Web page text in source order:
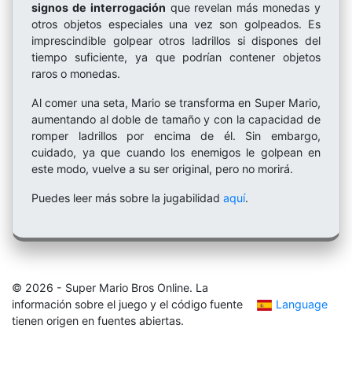
signos de interrogación que revelan más monedas y
otros objetos especiales una vez son golpeados. Es
imprescindible golpear otros ladrillos si dispones del
tiempo suficiente, ya que podrían contener objetos
raros o monedas.
Al comer una seta, Mario se transforma en Super Mario,
aumentando al doble de tamaño y con la capacidad de
romper ladrillos por encima de él. Sin embargo,
cuidado, ya que cuando los enemigos le golpean en
este modo, vuelve a su ser original, pero no morirá.
Puedes leer más sobre la jugabilidad aquí.
© 2026 - Super Mario Bros Online. La
información sobre el juego y el código fuente
tienen origen en fuentes abiertas.
Language